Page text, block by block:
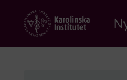
content